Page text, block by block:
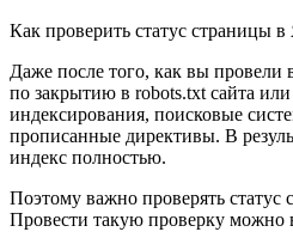
Как проверить статус страницы
Даже после того, как вы провели
по закрытию в robots.txt сайта
индексирования, поисковые
прописанные директивы. В
индекс полностью.
Поэтому важно проверять статус
Провести такую проверку можно